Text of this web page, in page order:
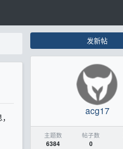
发新帖
acg17
主题数
6384
帖子数
0